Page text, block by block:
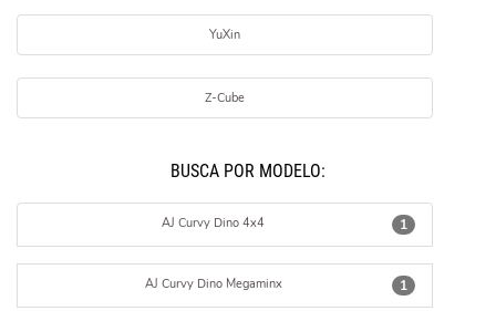
YuXin
Z-Cube
BUSCÁ POR MODELO:
1
AJ Curvy Dino 4x4
1
AJ Curvy Dino Megaminx